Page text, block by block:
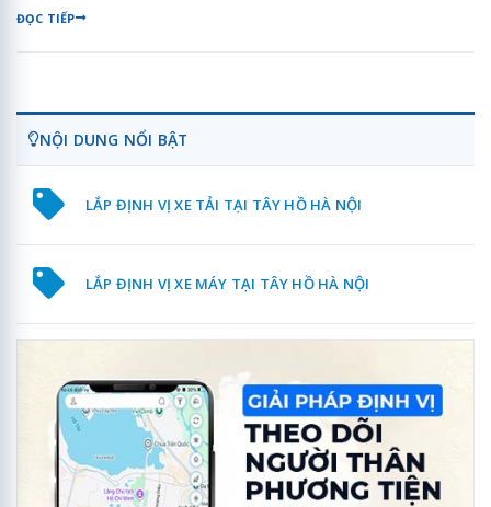
ĐỌC TIẾP
NỘI DUNG NỔI BẬT
LẮP ĐỊNH VỊ XE TẢI TẠI TÂY HỒ HÀ NỘI
LẮP ĐỊNH VỊ XE MÁY TẠI TÂY HỒ HÀ NỘI